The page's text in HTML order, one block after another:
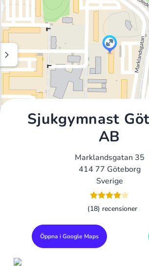
Sjukgymnast
AB
Marklandsgatan 35
414 77 Göteborg
Sverige
(18) recensioner
Öppna i Google Maps